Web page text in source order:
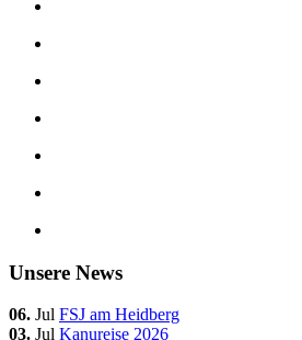
Unsere News
06. Jul FSJ am Heidberg
03. Jul Kanureise 2026